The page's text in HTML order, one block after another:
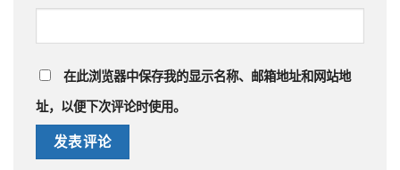
在此浏览器中保存我的显示名称、邮箱地址和网站地
址，以便下次评论时使用。